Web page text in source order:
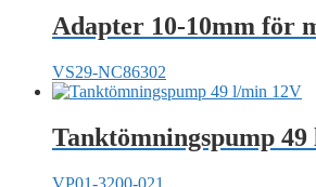
Adapter 10-10mm för
VS29-NC86302
Tanktömningspump
VP01-3200-021